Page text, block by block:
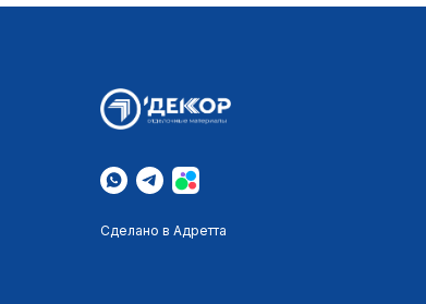
Сделано в Адретта